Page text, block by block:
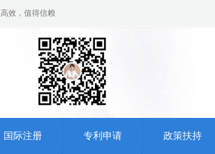
效，值得信赖
国际注册 专利申请 政策扶持